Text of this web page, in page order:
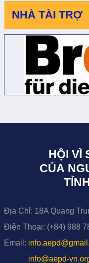
NHÀ TÀI TRỢ
HỘI VÌ
CỦA
Địa Chỉ: 18A Quang
Điện Thoại: (+84) 988
Email:
info@aepd-